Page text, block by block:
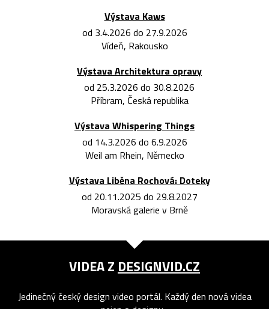
Výstava Kaws
od 3.4.2026 do 27.9.2026
Vídeň, Rakousko
Výstava Architektura opravy
od 25.3.2026 do 30.8.2026
Příbram, Česká republika
Výstava Whispering Things
od 14.3.2026 do 6.9.2026
Weil am Rhein, Německo
Výstava Liběna Rochová: Doteky
od 20.11.2025 do 29.8.2027
Moravská galerie v Brně
VIDEA Z DESIGNVID.CZ
Jedinečný český design video portál. Každý den nová videa